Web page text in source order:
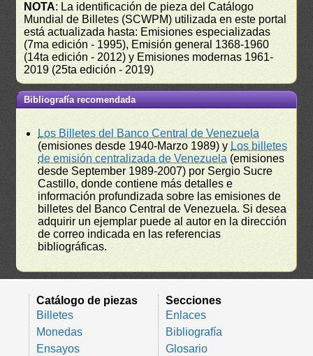
NOTA: La identificación de pieza del Catálogo
Mundial de Billetes (SCWPM) utilizada en este portal
está actualizada hasta: Emisiones especializadas
(7ma edición - 1995), Emisión general 1368-1960
(14ta edición - 2012) y Emisiones modernas 1961-
2019 (25ta edición - 2019)
Bibliografía recomendada
Los Billetes del Banco Central de Venezuela
(emisiones desde 1940-Marzo 1989) y Los billetes
de emisión centralizada de Venezuela (emisiones
desde September 1989-2007) por Sergio Sucre
Castillo, donde contiene más detalles e
información profundizada sobre las emisiones de
billetes del Banco Central de Venezuela. Si desea
adquirir un ejemplar puede al autor en la dirección
de correo indicada en las referencias
bibliográficas.
Catálogo de piezas
Billetes
Monedas
Ensayos
Secciones
Enlaces
Bibliografía
Glosario